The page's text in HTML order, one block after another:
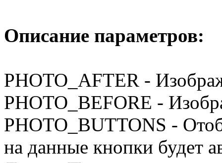
Описание параметров:
PHOTO_AFTER -
PHOTO_BEFORE -
PHOTO_BUTTONS -
на данные кнопки будет